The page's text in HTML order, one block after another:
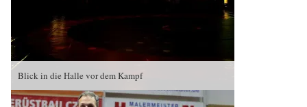
Blick in die Halle vor dem Kampf